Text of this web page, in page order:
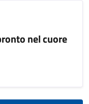
nel cuore